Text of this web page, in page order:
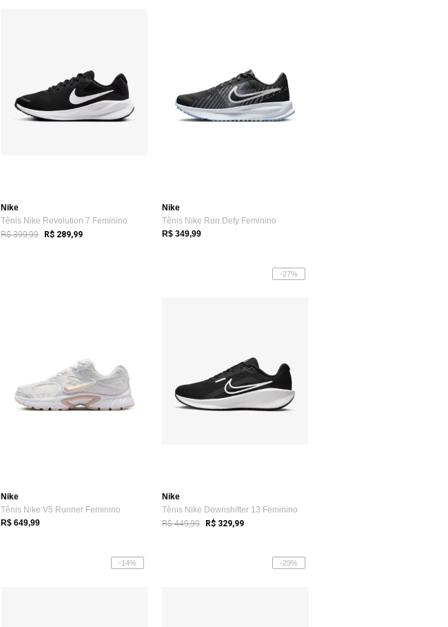
Nike
Tênis Nike Revolution 7 Feminino
R$ 399,99 R$ 289,99
Nike
Tênis Nike Run Defy Feminino
R$ 349,99
Nike
Tênis Nike V5 Runner Feminino
R$ 649,99
-27%
Nike
Tênis Nike Downshifter 13 Feminino
R$ 449,99 R$ 329,99
-14% -29%